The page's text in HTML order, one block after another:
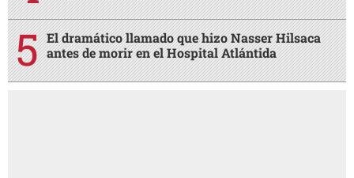
El dramático llamado que hizo Nasser Hilsaca
antes de morir en el Hospital Atlántida